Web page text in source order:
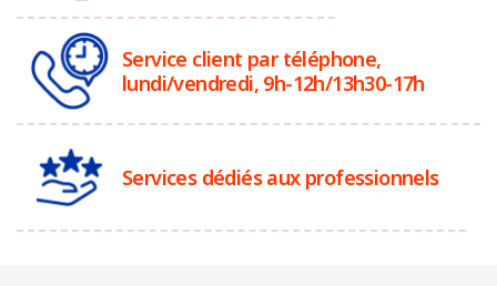
Service client par téléphone,
lundi/vendredi, 9h-12h/13h30-17h
Services dédiés aux professionnels